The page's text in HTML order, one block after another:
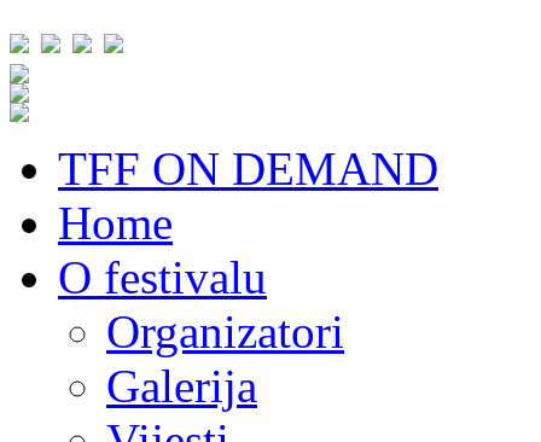
TFF ON DEMAND
Home
O festivalu
Organizatori
Galerija